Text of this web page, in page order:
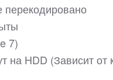
7)
на HDD (Зависит от